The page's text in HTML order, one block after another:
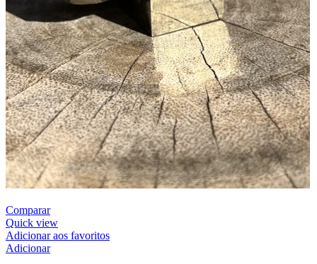
Comparar
Quick view
Adicionar aos favoritos
Adicionar